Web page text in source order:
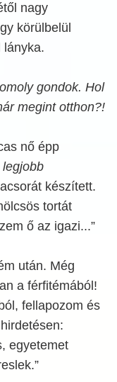
nagy
körülbelül
lányka.
gondok. Hol
megint otthon?!
nő épp
készített.
tortát
ő az igazi...”
után. Még
a férfitémából!
fellapozom és
egyetemet